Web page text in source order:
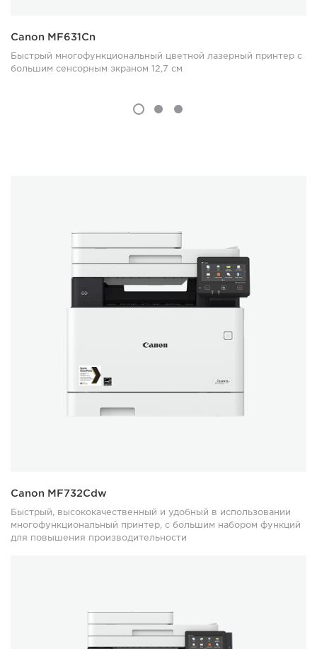
Canon MF631Cn
Быстрый многофункциональный цветной лазерный принтер с
большим сенсорным экраном 12,7 см
Canon MF732Cdw
Быстрый, высококачественный и удобный в использовании
многофункциональный принтер, с большим набором функций
для повышения производительности